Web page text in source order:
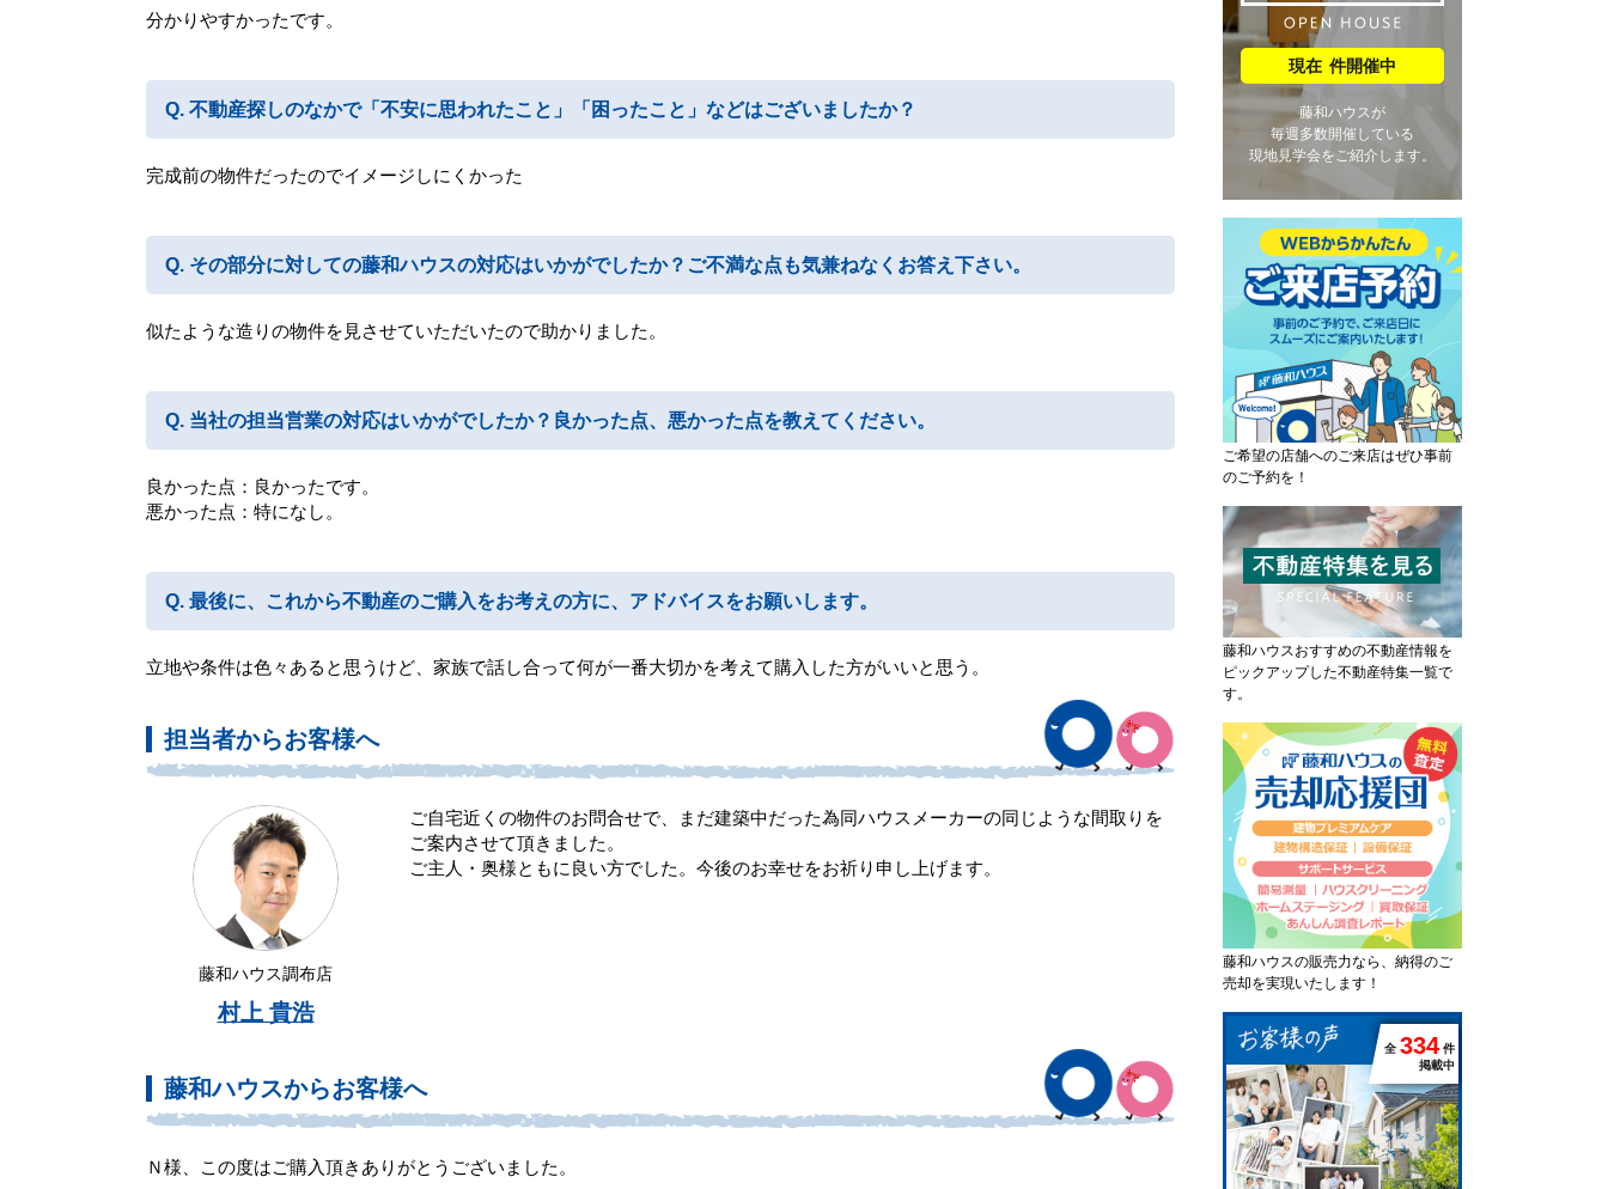
分かりやすかったです。
不動産探しのなかで「不安に思われたこと」「困ったこと」などはございましたか？
完成前の物件だったのでイメージしにくかった
その部分に対しての藤和ハウスの対応はいかがでしたか？ご不満な点も気兼ねなくお答え下さい。
似たような造りの物件を見させていただいたので助かりました。
当社の担当営業の対応はいかがでしたか？良かった点、悪かった点を教えてください。
良かった点：良かったです。
悪かった点：特になし。
最後に、これから不動産のご購入をお考えの方に、アドバイスをお願いします。
立地や条件は色々あると思うけど、家族で話し合って何が一番大切かを考えて購入した方がいいと思う。
担当者からお客様へ
藤和ハウス調布店
村上 貴浩
ご自宅近くの物件のお問合せで、まだ建築中だった為同ハウスメーカーの同じような間取りを
ご案内させて頂きました。
ご主人・奥様ともに良い方でした。今後のお幸せをお祈り申し上げます。
藤和ハウスからお客様へ
Ｎ様、この度はご購入頂きありがとうございました。
件開催中
藤和ハウスが
毎週多数開催している
現地見学会をご紹介します。
ご希望の店舗へのご来店はぜひ事前
のご予約を！
藤和ハウスおすすめの不動産情報を
ピックアップした不動産特集一覧で
す。
藤和ハウスの販売力なら、納得のご
売却を実現いたします！
全 334 件
掲載中